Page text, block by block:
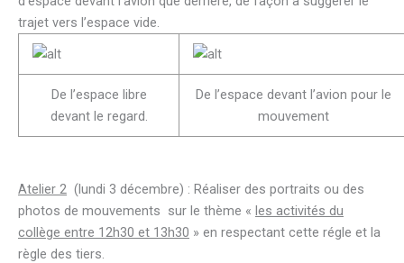
trajet vers l’espace vide.
De l’espace libre
devant le regard.
De l’espace devant l’avion pour le
mouvement
Atelier 2 (lundi 3 décembre) : Réaliser des portraits ou des
photos de mouvements sur le thème « les activités du
collège entre 12h30 et 13h30 » en respectant cette régle et la
règle des tiers.